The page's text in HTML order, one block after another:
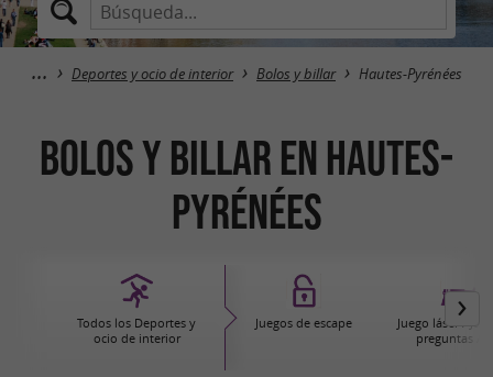
Deportes y ocio de interior Bolos y billar Hautes-Pyrénées
Bolos y billar en Hautes-
Pyrénées
Todos los Deportes y
ocio de interior
Juegos de escape
Juego láser /
preguntas /